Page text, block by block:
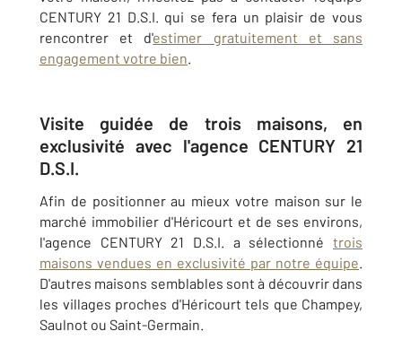
CENTURY 21 D.S.I. qui se fera un plaisir de vous
rencontrer et d'estimer gratuitement et sans
engagement votre bien.
Visite guidée de trois maisons, en
exclusivité avec l'agence CENTURY 21
D.S.I.
Afin de positionner au mieux votre maison sur le
marché immobilier d'Héricourt et de ses environs,
l'agence CENTURY 21 D.S.I. a sélectionné trois
maisons vendues en exclusivité par notre équipe.
D'autres maisons semblables sont à découvrir dans
les villages proches d'Héricourt tels que Champey,
Saulnot ou Saint-Germain.